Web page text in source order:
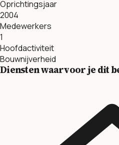
Oprichtingsjaar
2004
Medewerkers
1
Hoofdactiviteit
Bouwnijverheid
Diensten waarvoor je dit